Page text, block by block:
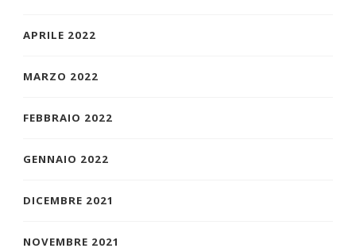
APRILE 2022
MARZO 2022
FEBBRAIO 2022
GENNAIO 2022
DICEMBRE 2021
NOVEMBRE 2021